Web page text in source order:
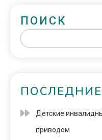
ПОИСК
Детские
приводом